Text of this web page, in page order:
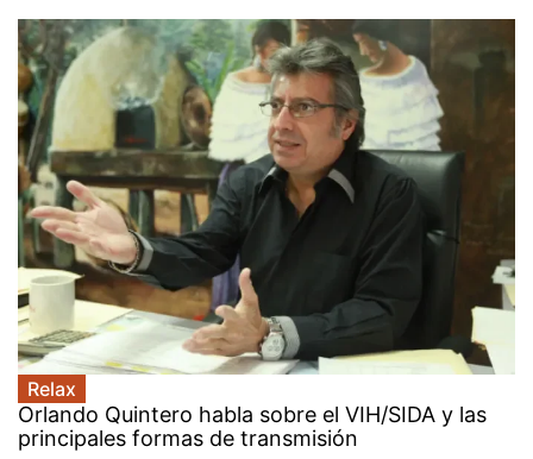
Relax
Orlando Quintero habla sobre el VIH/SIDA y las
principales formas de transmisión